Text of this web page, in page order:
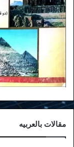
مقالات بالعربیه